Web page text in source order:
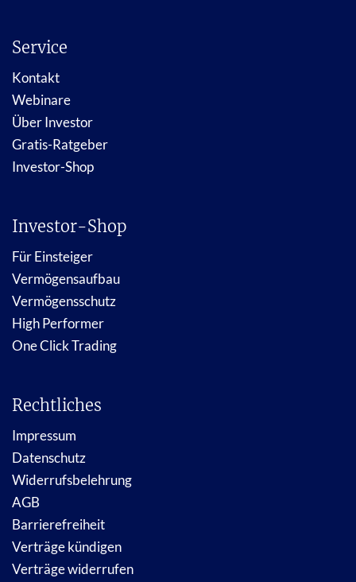
Service
Kontakt
Webinare
Über Investor
Gratis-Ratgeber
Investor-Shop
Investor-Shop
Für Einsteiger
Vermögensaufbau
Vermögensschutz
High Performer
One Click Trading
Rechtliches
Impressum
Datenschutz
Widerrufsbelehrung
AGB
Barrierefreiheit
Verträge kündigen
Verträge widerrufen